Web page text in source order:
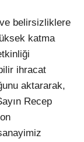
belirsizliklere
katma
ihracat
aktararak,
Recep